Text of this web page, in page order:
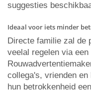
suggesties
Ideaal voor iets minder
Directe familie zal de
veelal regelen via
collega's, vrienden
hun betrokkenheid